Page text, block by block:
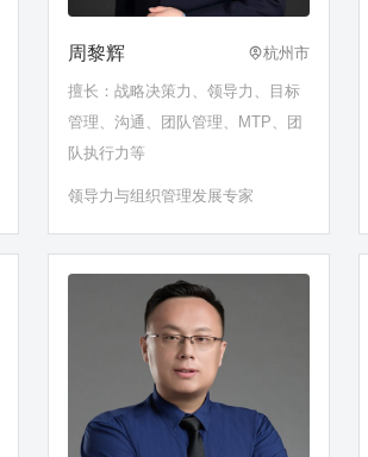
周黎辉 杭州市
擅长：战略决策力、领导力、目标
管理、沟通、团队管理、MTP、团
队执行力等
领导力与组织管理发展专家